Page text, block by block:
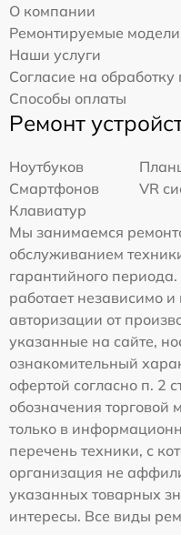
О компании
Ремонтируемые модели
Наши услуги
Согласие на
Способы оплаты
Ремонт
Ноутбуков
Смартфонов
VR
Клавиатур
Мы занимаемся
обслуживанием
гарантийного
работает независимо
авторизации от
указанные на сайте,
ознакомительный
офертой согласно п. 2
обозначения
только в
перечень техники, с
организация не
указанных товарных
интересы. Все виды